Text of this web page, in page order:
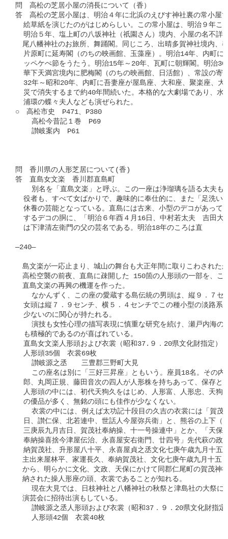
問　高松の芝居小屋の消長について（香）
答　高松の芝居小屋は、明治４年に北浜のえびす神社裏の常小屋
絵草紙を演じたのがはじめらしい。この常小屋は、明治９年こ
明治５年、塩上町の八坂神社（祇園さん）境内、小屋の名不詳
尾八幡神社のお旅所、舞踊閣。同じころ、出晴多賀神社境内、
片原町に延寿閣（のちの映画館、玉藻座）。明治14年、内町に
ッペケぺ節をうたう。明治15年～20年、瓦町に朝輝閣。明治30
華下天満宮境内に肥梅閣（のちの映画館、日活館）、常設の寄
32年～昭和20年、内町に吾妻座が屋島座、大和座、聚楽座、大
災で消失するまで約40年間続いた。本格的な大劇場であり、水
  浦環の蝶々夫人なども演ぜられた。
○　高松市史　P471、P380
    高松今昔記１巻　P69
    讃岐案内　P61
問　香川県の人形芝居について(香)
答　直島女文楽　香川郡直島町
別名を「直島文楽」と呼ぶ。この一座は浄瑠璃を語る太夫も
役者も、すべて女ばかりで、趣味的に奉仕的に、また「足洗い
休養の芸能となっている。直島には古来、小型のデコがあって
するデコの胴に、「明治６年酉４月16日、中村若太夫　吉田大
  は下津清左衛門の父の芸名である。明治18年のころは直
―240―
島文楽が一応止まり、城山の舞台も大正年間に取りこわされた
高松空襲の前夜、直島に疎開した 150箇の人形頭の一部を、こ
直島文楽の再興の機運を作った。
なかんずく、この座の愛蔵する島伝統の男頭は、縦９．７セ
女頭は縦７．９センチ、横５．４センチでこの種小型の淡路系
  少ないのに関心が持たれる。
演技も女性心理の描写表現に慎重な研究を続け、瀬戸内海の
  も積極的であるのが喜ばれている。
  直島女文楽人形頭および衣裳（昭和37.９．20県文化財指定）
  人形頭35個　衣裳69枚
    讃岐源之丞　　三豊郡三野町大見
この座名は別に「三好三昇座」ともいう。座員18名。その内
郎、丸岡正規、藤田音次の四人が人形株を持ちあって、保存と
人形頭の中には、初代天狗久をはじめ、人形富、人形忠、天狗
  の優品が多く、無銘の頭にも佳作が少なくない。
衣裳の中には、例えば太功記十段目の久吉の衣裳には「賀茂
日、讃仁保、北若連中、世話人今屋弥兵衛」と、熊谷の上下（
三庚辰九月吉日、賀茂社奉納操、十一号操連中」とか、「天保
奉納操喜捨今津屋伝治、永喜屋安右衛門、廿四号」先代萩の政
納賀茂社、升形屋八十平、永喜屋貞之丞文化七庚午歳九月十五
主出来屋林平、家運長久、奉納賀茂社、文化七庚午歳九月十五
から、明らかに文化、文政、天保にかけて同郡仁尾町の賀茂神
納された操人形座の頭、衣裳であることが知れる。
現在大見では、日枝神社と八幡神社の秋祭と津島社の大祭に
演芸会に招待出演もしている。
讃岐源之丞人形頭および衣裳（昭和37．９．20県文化財指定
    人形頭42個　衣裳40枚